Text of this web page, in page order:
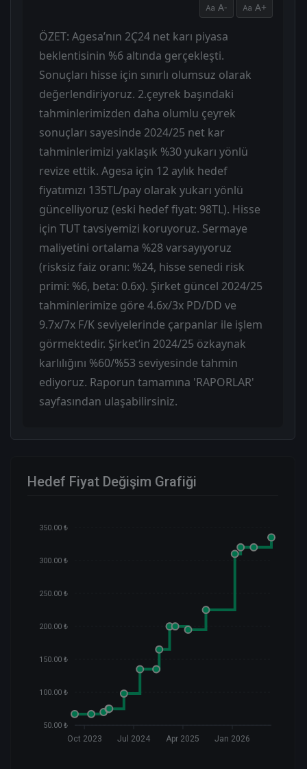
A- A+
ÖZET: Agesa’nın 2Ç24 net karı piyasa
beklentisinin %6 altında gerçekleşti.
Sonuçları hisse için sınırlı olumsuz olarak
değerlendiriyoruz. 2.çeyrek başındaki
tahminlerimizden daha olumlu çeyrek
sonuçları sayesinde 2024/25 net kar
tahminlerimizi yaklaşık %30 yukarı yönlü
revize ettik. Agesa için 12 aylık hedef
fiyatımızı 135TL/pay olarak yukarı yönlü
güncelliyoruz (eski hedef fiyat: 98TL). Hisse
için TUT tavsiyemizi koruyoruz. Sermaye
maliyetini ortalama %28 varsayıyoruz
(risksiz faiz oranı: %24, hisse senedi risk
primi: %6, beta: 0.6x). Şirket güncel 2024/25
tahminlerimize göre 4.6x/3x PD/DD ve
9.7x/7x F/K seviyelerinde çarpanlar ile işlem
görmektedir. Şirket’in 2024/25 özkaynak
karlılığını %60/%53 seviyesinde tahmin
ediyoruz. Raporun tamamına 'RAPORLAR'
sayfasından ulaşabilirsiniz.
Hedef Fiyat Değişim Grafiği
350.00 ₺
300.00 ₺
250.00 ₺
200.00 ₺
150.00 ₺
100.00 ₺
50.00 ₺
Oct 2023 Jul 2024 Apr 2025 Jan 2026